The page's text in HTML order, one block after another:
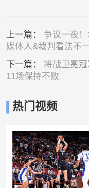
上一篇： 争议一夜
媒体人&裁判看法不
下一篇： 将战卫冕
11场保持不败
热门视频